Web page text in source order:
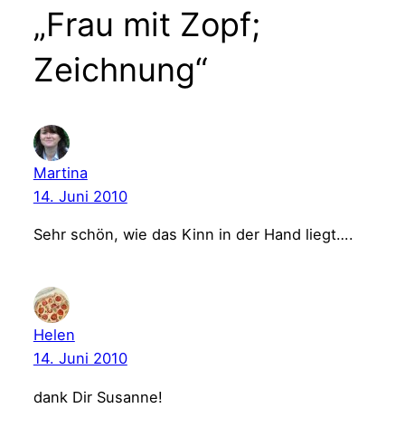
„Frau mit Zopf;
Zeichnung“
Martina
14. Juni 2010
Sehr schön, wie das Kinn in der Hand liegt….
Helen
14. Juni 2010
dank Dir Susanne!